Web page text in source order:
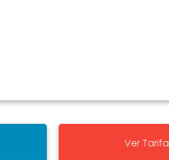
Ver Tarifa